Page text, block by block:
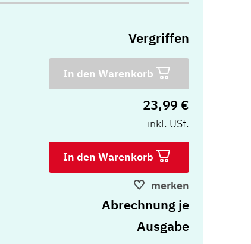
Vergriffen
In den Warenkorb
23,99 €
inkl. USt.
In den Warenkorb
merken
Abrechnung je
Ausgabe